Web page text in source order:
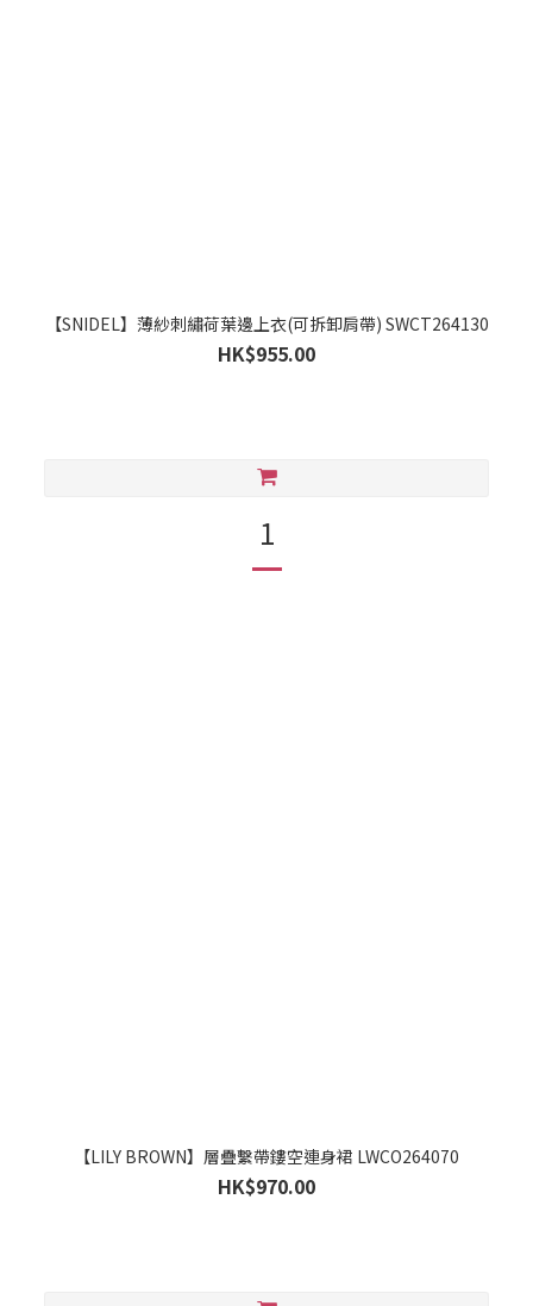
【SNIDEL】薄紗刺繡荷葉邊上衣(可拆卸肩帶) SWCT264130
HK$955.00
1
【LILY BROWN】層疊繫帶鏤空連身裙 LWCO264070
HK$970.00